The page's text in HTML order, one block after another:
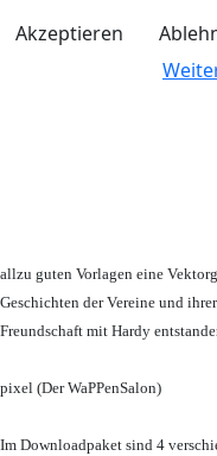
Akzeptieren
allzu guten Vorlagen eine
Geschichten der Vereine und
Freundschaft mit Hardy
pixel (Der WaPPenSalon)
Im Downloadpaket sind 4